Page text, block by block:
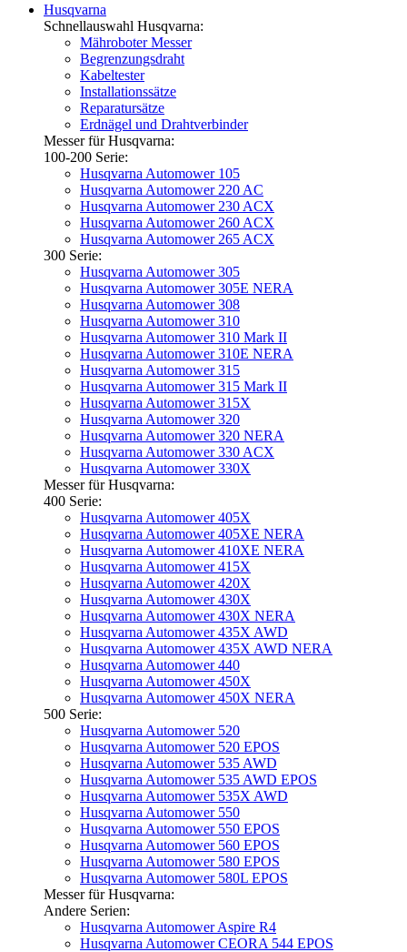
Husqvarna
Schnellauswahl Husqvarna:
Mähroboter Messer
Begrenzungsdraht
Kabeltester
Installationssätze
Reparatursätze
Erdnägel und Drahtverbinder
Messer für Husqvarna:
100-200 Serie:
Husqvarna Automower 105
Husqvarna Automower 220 AC
Husqvarna Automower 230 ACX
Husqvarna Automower 260 ACX
Husqvarna Automower 265 ACX
300 Serie:
Husqvarna Automower 305
Husqvarna Automower 305E NERA
Husqvarna Automower 308
Husqvarna Automower 310
Husqvarna Automower 310 Mark II
Husqvarna Automower 310E NERA
Husqvarna Automower 315
Husqvarna Automower 315 Mark II
Husqvarna Automower 315X
Husqvarna Automower 320
Husqvarna Automower 320 NERA
Husqvarna Automower 330 ACX
Husqvarna Automower 330X
Messer für Husqvarna:
400 Serie:
Husqvarna Automower 405X
Husqvarna Automower 405XE NERA
Husqvarna Automower 410XE NERA
Husqvarna Automower 415X
Husqvarna Automower 420X
Husqvarna Automower 430X
Husqvarna Automower 430X NERA
Husqvarna Automower 435X AWD
Husqvarna Automower 435X AWD NERA
Husqvarna Automower 440
Husqvarna Automower 450X
Husqvarna Automower 450X NERA
500 Serie:
Husqvarna Automower 520
Husqvarna Automower 520 EPOS
Husqvarna Automower 535 AWD
Husqvarna Automower 535 AWD EPOS
Husqvarna Automower 535X AWD
Husqvarna Automower 550
Husqvarna Automower 550 EPOS
Husqvarna Automower 560 EPOS
Husqvarna Automower 580 EPOS
Husqvarna Automower 580L EPOS
Messer für Husqvarna:
Andere Serien:
Husqvarna Automower Aspire R4
Husqvarna Automower CEORA 544 EPOS